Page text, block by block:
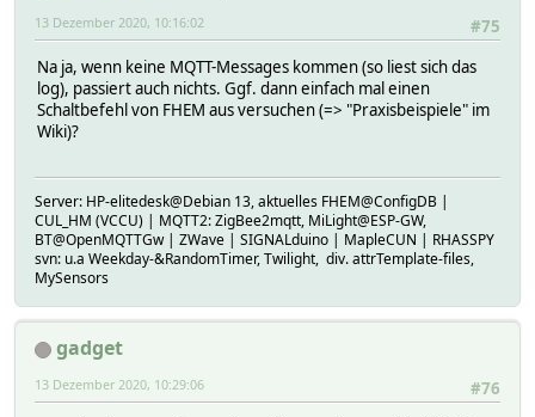
#75
13 Dezember 2020, 10:16:02
Na ja, wenn keine MQTT-Messages kommen (so liest sich das
log), passiert auch nichts. Ggf. dann einfach mal einen
Schaltbefehl von FHEM aus versuchen (=> "Praxisbeispiele" im
Wiki)?
Server: HP-elitedesk@Debian 13, aktuelles FHEM@ConfigDB |
CUL_HM (VCCU) | MQTT2: ZigBee2mqtt, MiLight@ESP-GW,
BT@OpenMQTTGw | ZWave | SIGNALduino | MapleCUN | RHASSPY
svn: u.a Weekday-&RandomTimer, Twilight, div. attrTemplate-files,
MySensors
gadget
#76
13 Dezember 2020, 10:29:06